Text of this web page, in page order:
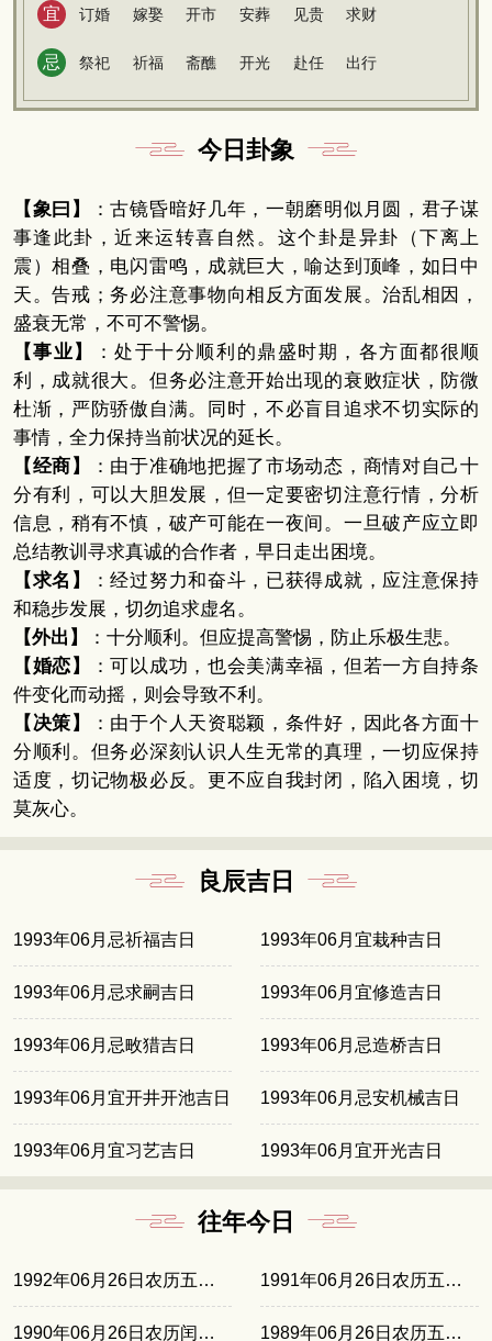
宜 订婚 嫁娶 开市 安葬 见贵 求财
忌 祭祀 祈福 斋醮 开光 赴任 出行
今日卦象
【象曰】
：古镜昏暗好几年，一朝磨明似月圆，君子谋
事逢此卦，近来运转喜自然。这个卦是异卦（下离上
震）相叠，电闪雷鸣，成就巨大，喻达到顶峰，如日中
天。告戒；务必注意事物向相反方面发展。治乱相因，
盛衰无常，不可不警惕。
【事业】
：处于十分顺利的鼎盛时期，各方面都很顺
利，成就很大。但务必注意开始出现的衰败症状，防微
杜渐，严防骄傲自满。同时，不必盲目追求不切实际的
事情，全力保持当前状况的延长。
【经商】
：由于准确地把握了市场动态，商情对自己十
分有利，可以大胆发展，但一定要密切注意行情，分析
信息，稍有不慎，破产可能在一夜间。一旦破产应立即
总结教训寻求真诚的合作者，早日走出困境。
【求名】
：经过努力和奋斗，已获得成就，应注意保持
和稳步发展，切勿追求虚名。
【外出】
：十分顺利。但应提高警惕，防止乐极生悲。
【婚恋】
：可以成功，也会美满幸福，但若一方自持条
件变化而动摇，则会导致不利。
【决策】
：由于个人天资聪颖，条件好，因此各方面十
分顺利。但务必深刻认识人生无常的真理，一切应保持
适度，切记物极必反。更不应自我封闭，陷入困境，切
莫灰心。
良辰吉日
1993年06月忌祈福吉日 1993年06月宜栽种吉日
1993年06月忌求嗣吉日 1993年06月宜修造吉日
1993年06月忌畋猎吉日 1993年06月忌造桥吉日
1993年06月宜开井开池吉日 1993年06月忌安机械吉日
1993年06月宜习艺吉日 1993年06月宜开光吉日
往年今日
1992年06月26日农历五月廿六 1991年06月26日农历五月十五
1990年06月26日农历闰五月初四 1989年06月26日农历五月廿三